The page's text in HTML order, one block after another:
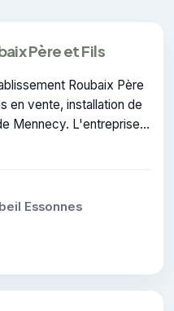
Père et Fils
Roubaix Père
en vente, installation de
Mennecy. L'entreprise
Essonnes